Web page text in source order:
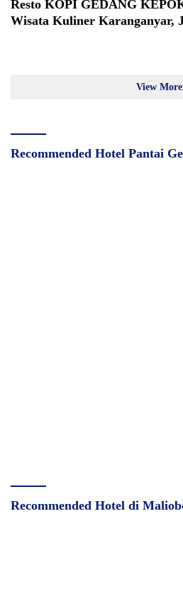
Resto KOPI GEDANG
Wisata Kuliner Karanganyar,
View More
Recommended Hotel Pantai
Recommended Hotel di